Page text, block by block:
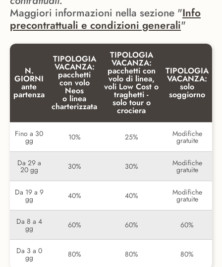
Maggiori informazioni nella sezione "Info
precontrattuali e condizioni generali"
N.
GIORNI
ante
partenza
TIPOLOGIA
VACANZA:
pacchetti
con volo
Neos
o linea
charterizzata
TIPOLOGIA
VACANZA:
pacchetti con
volo di linea,
voli Low Cost o
traghetti -
solo tour o
crociera
TIPOLOGIA
VACANZA:
solo
soggiorno
Fino a 30
gg 10% 25% Modifiche
gratuite
Da 29 a
20 gg 30% 30% Modifiche
gratuite
Da 19 a 9
gg 40% 40% Modifiche
gratuite
Da 8 a 4
gg 60% 60% 60%
Da 3 a 0
gg 80% 80% 80%